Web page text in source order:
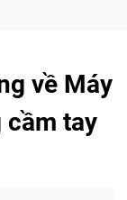
về Máy
cầm tay